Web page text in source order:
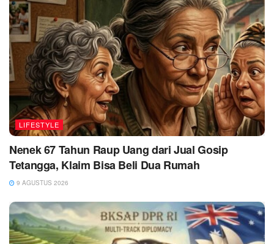
LIFESTYLE
Nenek 67 Tahun Raup Uang dari Jual Gosip
Tetangga, Klaim Bisa Beli Dua Rumah
9 AGUSTUS 2026